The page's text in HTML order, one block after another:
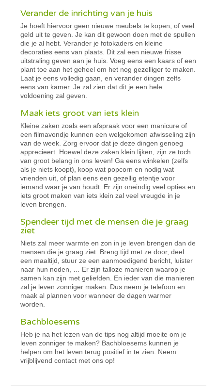
Verander de inrichting van je huis
Je hoeft hiervoor geen nieuwe meubels te kopen, of veel
geld uit te geven. Je kan dit gewoon doen met de spullen
die je al hebt. Verander je fotokaders en kleine
decoraties eens van plaats. Dit zal een nieuwe frisse
uitstraling geven aan je huis. Voeg eens een kaars of een
plant toe aan het geheel om het nog gezelliger te maken.
Laat je eens volledig gaan, en verander dingen zelfs
eens van kamer. Je zal zien dat dit je een hele
voldoening zal geven.
Maak iets groot van iets klein
Kleine zaken zoals een afspraak voor een manicure of
een filmavondje kunnen een welgekomen afwisseling zijn
van de week. Zorg ervoor dat je deze dingen genoeg
apprecieert. Hoewel deze zaken klein lijken, zijn ze toch
van groot belang in ons leven! Ga eens winkelen (zelfs
als je niets koopt), koop wat popcorn en nodig wat
vrienden uit, of plan eens een gezellig etentje voor
iemand waar je van houdt. Er zijn oneindig veel opties en
iets groot maken van iets klein zal veel vreugde in je
leven brengen.
Spendeer tijd met de mensen die je graag
ziet
Niets zal meer warmte en zon in je leven brengen dan de
mensen die je graag ziet. Breng tijd met ze door, deel
een maaltijd, stuur ze een aanmoedigend bericht, luister
naar hun noden, … Er zijn talloze manieren waarop je
samen kan zijn met geliefden. En ieder van die manieren
zal je leven zonniger maken. Dus neem je telefoon en
maak al plannen voor wanneer de dagen warmer
worden.
Bachbloesems
Heb je na het lezen van de tips nog altijd moeite om je
leven zonniger te maken? Bachbloesems kunnen je
helpen om het leven terug positief in te zien. Neem
vrijblijvend contact met ons op!